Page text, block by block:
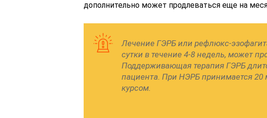
дополнительно может продлеваться еще на
Лечение ГЭРБ или рефлюкс-
сутки в течение 4-8 недель, может
Поддерживающая терапия ГЭРБ
пациента. При НЭРБ принимается
курсом.